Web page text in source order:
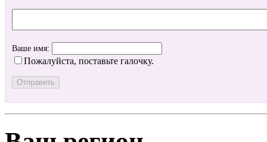
Ваше имя:
Пожалуйста, поставьте галочку.